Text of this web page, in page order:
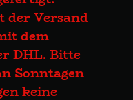
der Versand
dem
DHL. Bitte
Sonntagen
keine